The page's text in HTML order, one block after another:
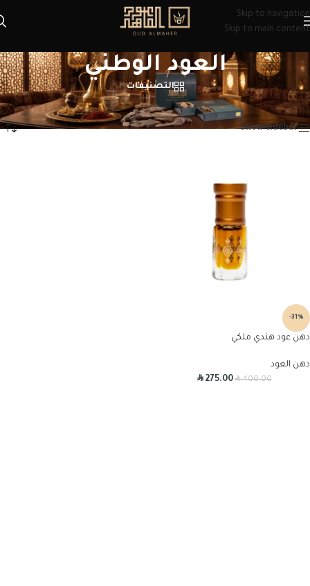
Skip to navigation
Skip to main content
العود الوطني
التصنيفات
الرئيسية/منتجات تحت الوسم “العود الوطني” عرض النتيجة الوحيدة
Show sidebar
-31%
دهن عود هندي ملكي
دهن العود
R400.00
R275.00